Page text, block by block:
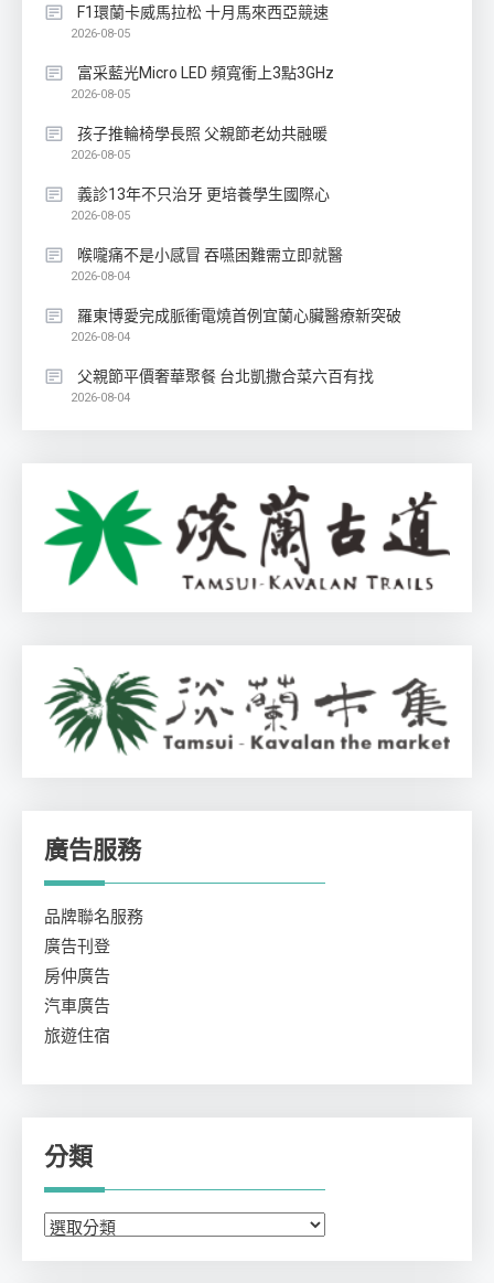
F1環蘭卡威馬拉松 十月馬來西亞競速
2026-08-05
富采藍光Micro LED 頻寬衝上3點3GHz
2026-08-05
孩子推輪椅學長照 父親節老幼共融暖
2026-08-05
義診13年不只治牙 更培養學生國際心
2026-08-05
喉嚨痛不是小感冒 吞嚥困難需立即就醫
2026-08-04
羅東博愛完成脈衝電燒首例宜蘭心臟醫療新突破
2026-08-04
父親節平價奢華聚餐 台北凱撒合菜六百有找
2026-08-04
廣告服務
品牌聯名服務
廣告刊登
房仲廣告
汽車廣告
旅遊住宿
分類
分